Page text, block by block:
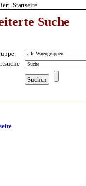
Startseite
Suche